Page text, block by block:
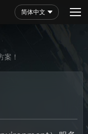
简体中文
案！